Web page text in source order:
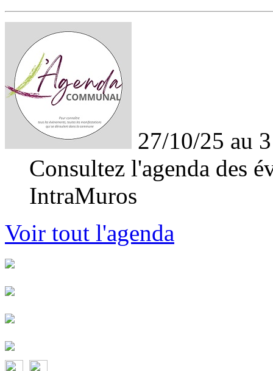
27/10/25 au
Consultez l'agenda des
IntraMuros
Voir tout l'agenda